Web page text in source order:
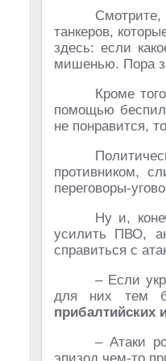
Смотрите,
танкеров,
здесь: если
мишенью. Пора
Кроме
помощью
не понравится,
противником,
переговоры-
Ну и,
усилить ПВО,
справиться с
– Если
для них тем
прибалтийских
– Атаки